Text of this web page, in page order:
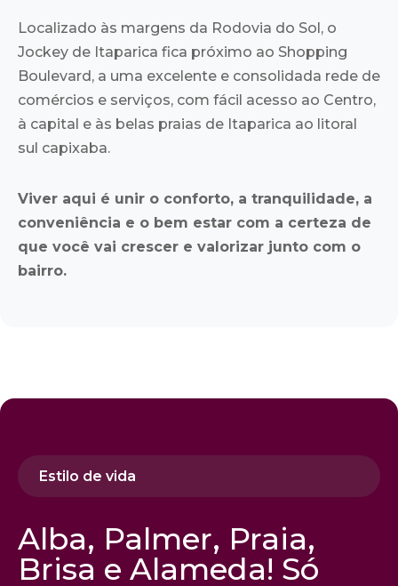
Localizado às margens da Rodovia do Sol, o
Jockey de Itaparica fica próximo ao Shopping
Boulevard, a uma excelente e consolidada rede de
comércios e serviços, com fácil acesso ao Centro,
à capital e às belas praias de Itaparica ao litoral
sul capixaba.
Viver aqui é unir o conforto, a tranquilidade, a
conveniência e o bem estar com a certeza de
que você vai crescer e valorizar junto com o
bairro.
Estilo de vida
Alba, Palmer, Praia,
Brisa e Alameda! Só